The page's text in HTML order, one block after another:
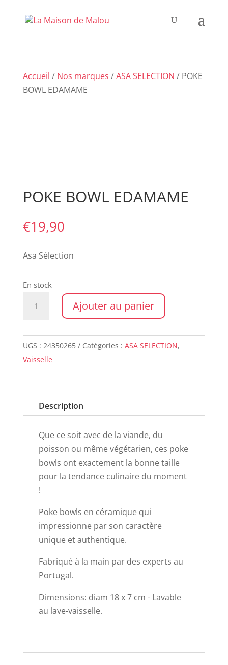
Accueil / Nos marques /ASA SELECTION / POKE
BOWL EDAMAME
POKE BOWL EDAMAME
€19,90
Asa Sélection
En stock
BOWL
Ajouter au panier
UGS : 24350265 Catégories : ASA SELECTION,
Vaisselle
Description
Que ce soit avec de la viande, du
poisson ou même végétarien, ces poke
bowls ont exactement la bonne taille
pour la tendance culinaire du moment
!
Poke bowls en céramique qui
impressionne par son caractère
unique et authentique.
Fabriqué à la main par des experts au
Portugal.
Dimensions: diam 18 x 7 cm - Lavable
au lave-vaisselle.